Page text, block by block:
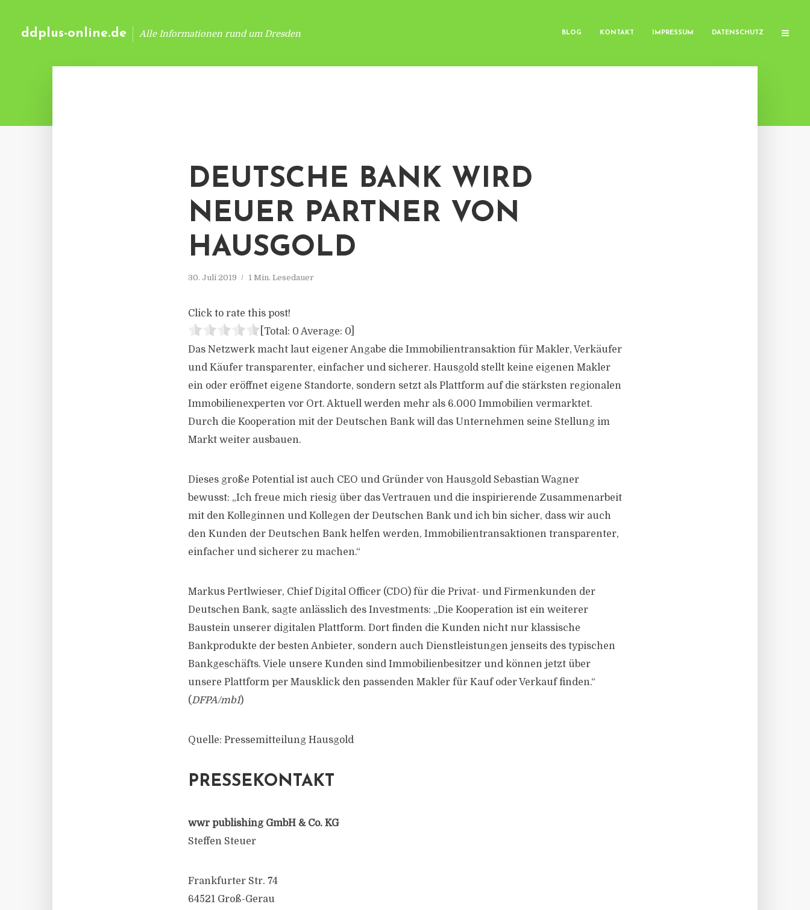
ddplus-online.de Alle Informationen rund um Dresden BLOG KONTAKT IMPRESSUM DATENSCHUTZ
DEUTSCHE BANK WIRD
NEUER PARTNER VON
HAUSGOLD
30. Juli 2019 1 Min. Lesedauer
Click to rate this post!
[Total: 0 Average: 0
Das Netzwerk macht laut eigener Angabe die Immobilientransaktion für Makler, Verkäufer
und Käufer transparenter, einfacher und sicherer. Hausgold stellt keine eigenen Makler
ein oder eröffnet eigene Standorte, sondern setzt als Plattform auf die stärksten regionalen
Immobilienexperten vor Ort. Aktuell werden mehr als 6.000 Immobilien vermarktet.
Durch die Kooperation mit der Deutschen Bank will das Unternehmen seine Stellung im
Markt weiter ausbauen.
Dieses große Potential ist auch CEO und Gründer von Hausgold Sebastian Wagner
bewusst: „Ich freue mich riesig über das Vertrauen und die inspirierende Zusammenarbeit
mit den Kolleginnen und Kollegen der Deutschen Bank und ich bin sicher, dass wir auch
den Kunden der Deutschen Bank helfen werden, Immobilientransaktionen transparenter,
einfacher und sicherer zu machen.“
Markus Pertlwieser, Chief Digital Officer (CDO) für die Privat- und Firmenkunden der
Deutschen Bank, sagte anlässlich des Investments: „Die Kooperation ist ein weiterer
Baustein unserer digitalen Plattform. Dort finden die Kunden nicht nur klassische
Bankprodukte der besten Anbieter, sondern auch Dienstleistungen jenseits des typischen
Bankgeschäfts. Viele unsere Kunden sind Immobilienbesitzer und können jetzt über
unsere Plattform per Mausklick den passenden Makler für Kauf oder Verkauf finden.“
(DFPA/mb1)
Quelle: Pressemitteilung Hausgold
PRESSEKONTAKT
wwr publishing GmbH & Co. KG
Steffen Steuer
Frankfurter Str. 74
64521 Groß-Gerau